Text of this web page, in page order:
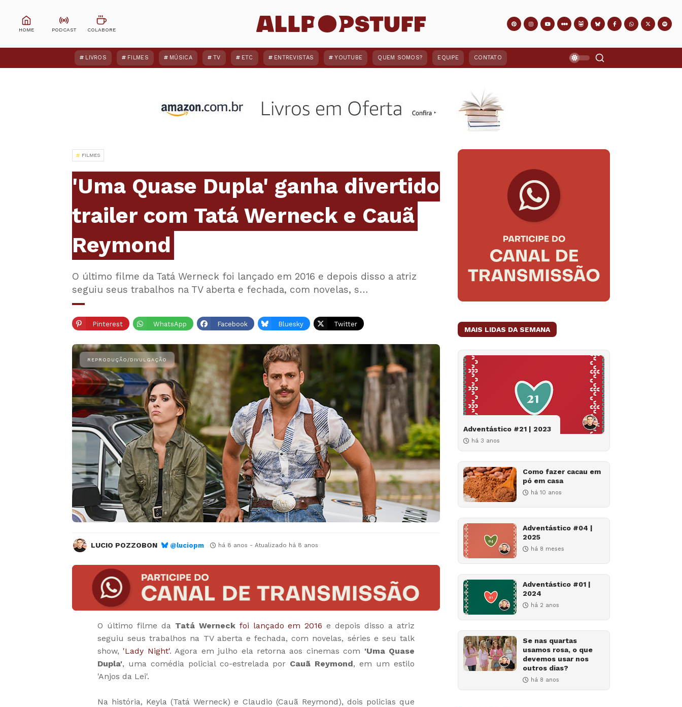
LIVROS FILMES MÚSICA TV ETC ENTREVISTAS YOUTUBE QUEM SOMOS? EQUIPE CONTATO
FILMES
'Uma Quase Dupla' ganha divertido
trailer com Tatá Werneck e Cauã
Reymond
O último filme da Tatá Werneck foi lançado em 2016 e depois disso a atriz
seguiu seus trabalhos na TV aberta e fechada, com novelas, s…
Pinterest WhatsApp Facebook Bluesky Twitter
LUCIO POZZOBON @luciopm há 8 anos - Atualizado há 8 anos
O último filme da Tatá Werneck foi lançado em 2016 e depois disso a atriz
seguiu seus trabalhos na TV aberta e fechada, com novelas, séries e seu talk
show, 'Lady Night'. Agora em julho ela retorna aos cinemas com 'Uma Quase
Dupla', uma comédia policial co-estrelada por Cauã Reymond, em um estilo
'Anjos da Lei'.
Na história, Keyla (Tatá Werneck) e Claudio (Cauã Reymond), dois policias que
MAIS LIDAS DA SEMANA
Adventástico #21 | 2023
há 3 anos
Como fazer cacau em
pó em casa
há 10 anos
Adventástico #04 |
2025
há 8 meses
Adventástico #01 |
2024
há 2 anos
Se nas quartas
usamos rosa, o que
devemos usar nos
outros dias?
há 8 anos